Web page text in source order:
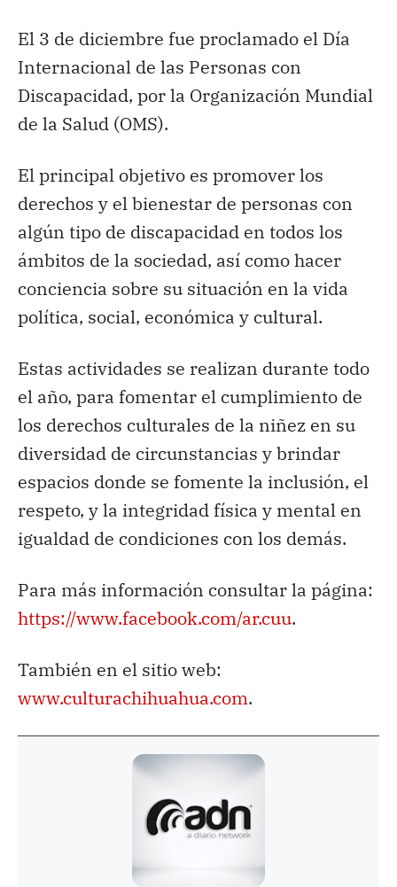
El 3 de diciembre fue proclamado el Día
Internacional de las Personas con
Discapacidad, por la Organización Mundial
de la Salud (OMS).
El principal objetivo es promover los
derechos y el bienestar de personas con
algún tipo de discapacidad en todos los
ámbitos de la sociedad, así como hacer
conciencia sobre su situación en la vida
política, social, económica y cultural.
Estas actividades se realizan durante todo
el año, para fomentar el cumplimiento de
los derechos culturales de la niñez en su
diversidad de circunstancias y brindar
espacios donde se fomente la inclusión, el
respeto, y la integridad física y mental en
igualdad de condiciones con los demás.
Para más información consultar la página:
https://www.facebook.com/ar.cuu.
También en el sitio web:
www.culturachihuahua.com.